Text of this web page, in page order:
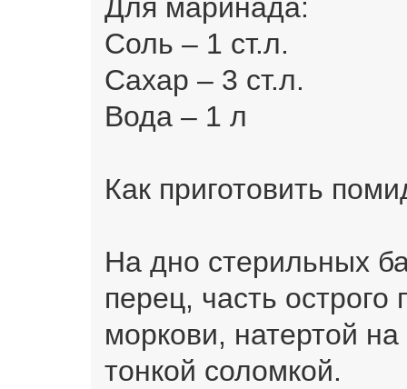
Для маринада:
Соль – 1 ст.л.
Сахар – 3 ст.л.
Вода – 1 л
Как приготовить
На дно стерильных
перец, часть
моркови, натертой
тонкой соломкой.